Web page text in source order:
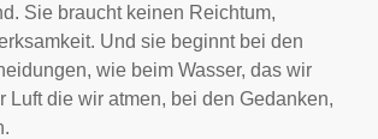
Sie braucht keinen Reichtum,
Und sie beginnt bei den
wie beim Wasser, das wir
Luft die wir atmen, bei den Gedanken,